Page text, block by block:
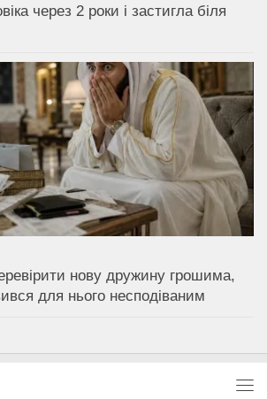
через 2 роки і застигла біля
нову дружину грошима,
для нього несподіваним